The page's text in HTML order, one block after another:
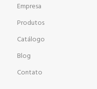
Empresa
Produtos
Catálogo
Blog
Contato